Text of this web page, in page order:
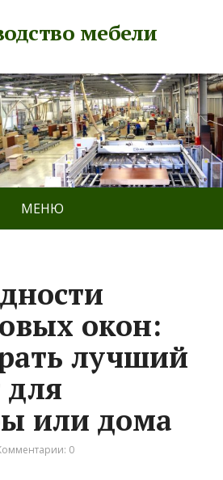
мебели
МЕНЮ
окон:
лучший
для
или дома
0